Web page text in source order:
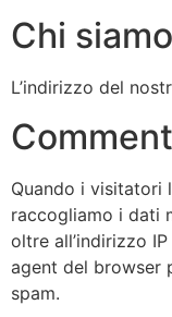
Chi siamo
L’indirizzo del
Quando i visitatori
raccogliamo i dati
oltre all’indirizzo
agent del browser
spam.